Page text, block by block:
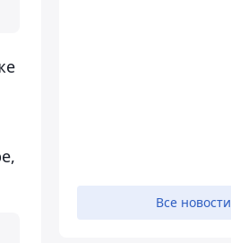
Все новости